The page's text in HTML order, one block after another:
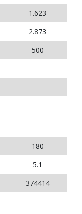
1.623
2.873
500
180
5.1
374414